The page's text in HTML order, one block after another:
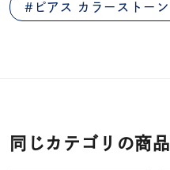
ピアス カラーストーン
同じカテゴリの商品